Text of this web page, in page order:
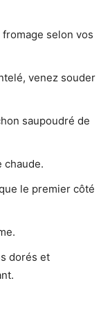
selon vos
venez souder
saupoudré de
chaude.
le premier côté
dorés et